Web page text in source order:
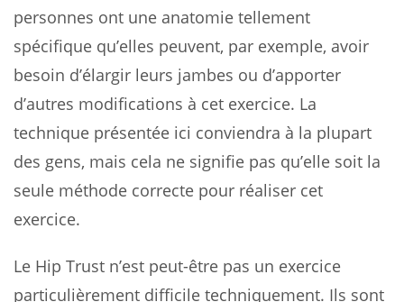
personnes ont une anatomie tellement
spécifique qu’elles peuvent, par exemple, avoir
besoin d’élargir leurs jambes ou d’apporter
d’autres modifications à cet exercice. La
technique présentée ici conviendra à la plupart
des gens, mais cela ne signifie pas qu’elle soit la
seule méthode correcte pour réaliser cet
exercice.
Le Hip Trust n’est peut-être pas un exercice
particulièrement difficile techniquement. Ils sont